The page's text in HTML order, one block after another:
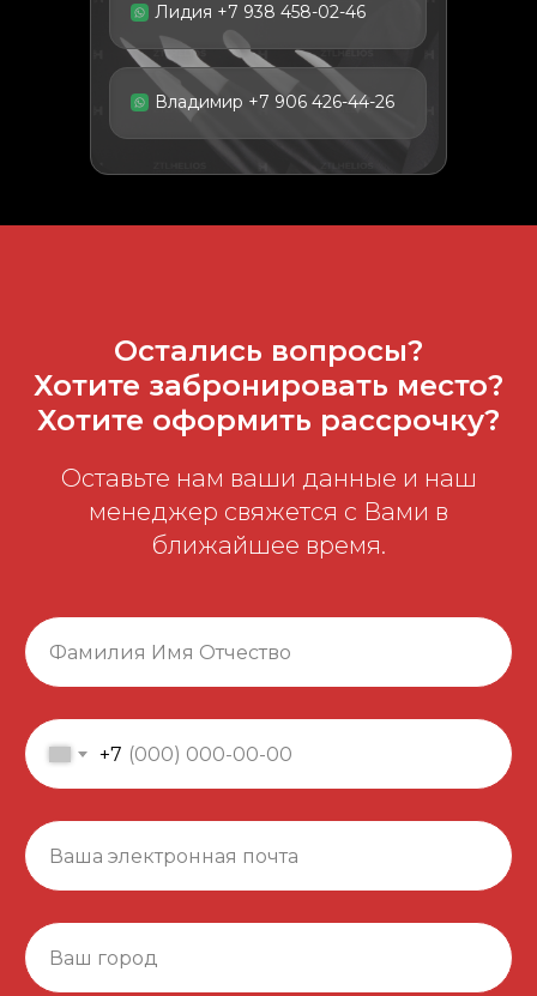
Лидия +7 938 458-02-46
Владимир +7 906 426-44-26
Остались вопросы?
Хотите забронировать место?
Хотите оформить рассрочку?
Оставьте нам ваши данные и наш
менеджер свяжется с Вами в
ближайшее время.
+7